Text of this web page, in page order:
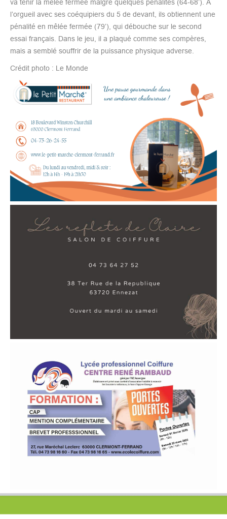
va tenir la mêlée fermée malgré quelques pénalités (64-68’). À
l’orgueil avec ses coéquipiers du 5 de devant, ils obtiennent une
pénalité en mêlée fermée (79’), qui débouche sur le second
essai français. Dans le jeu, il a plaqué comme ses compères,
mais a semblé souffrir de la puissance physique adverse.
Crédit photo : Le Monde